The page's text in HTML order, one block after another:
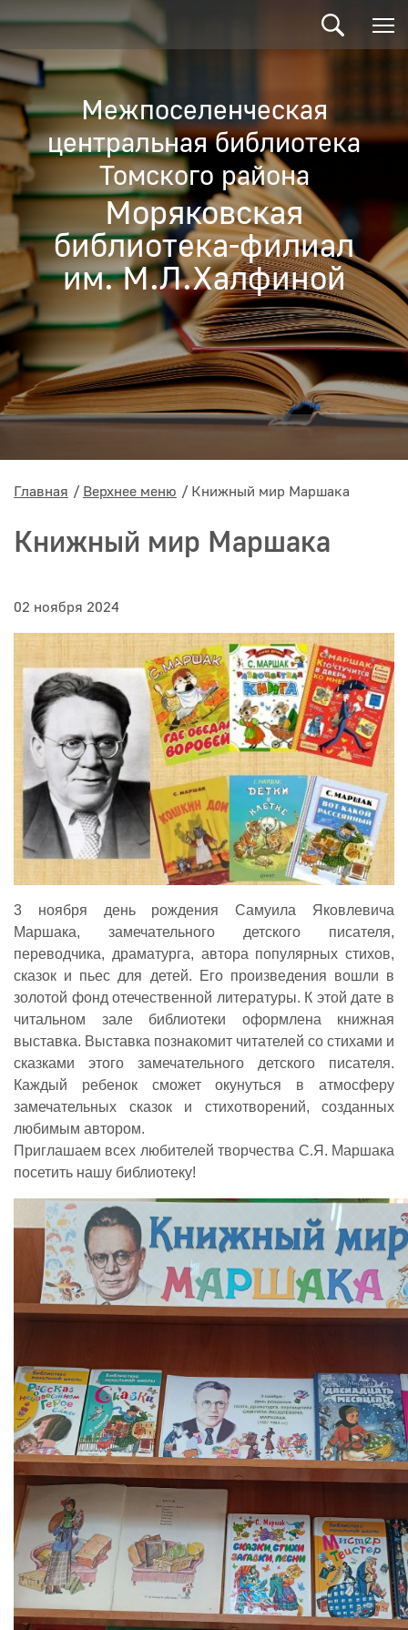
Межпоселенческая
центральная библиотека
Томского района
Моряковская
библиотека-филиал
им. М.Л.Халфиной
Главная Верхнее меню Книжный мир Маршака
Книжный мир Маршака
02 ноября 2024
3 ноября день рождения Самуила Яковлевича
Маршака, замечательного детского писателя,
переводчика, драматурга, автора популярных стихов,
сказок и пьес для детей. Его произведения вошли в
золотой фонд отечественной литературы. К этой дате в
читальном зале библиотеки оформлена книжная
выставка. Выставка познакомит читателей со стихами и
сказками этого замечательного детского писателя.
Каждый ребенок сможет окунуться в атмосферу
замечательных сказок и стихотворений, созданных
любимым автором.
Приглашаем всех любителей творчества С.Я. Маршака
посетить нашу библиотеку!